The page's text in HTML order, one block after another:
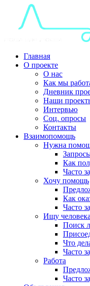
Главная
О проекте
О нас
Как мы
Дневник
Наши
Интервью
Соц. опросы
Контакты
Взаимопомощь
Нужна
Как
Часто
Хочу помощь
Как
Часто
Ищу человека
Поиск
Что
Часто
Работа
Часто